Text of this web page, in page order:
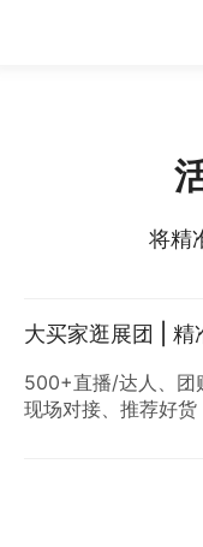
将精
大买家逛展团 | 精
500+直播/达人、团
现场对接、推荐好货